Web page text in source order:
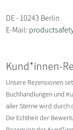
DE - 10243 Berlin
E-Mail:
Kund*innen-
Unsere Rezensionen
Buchhandlungen und
aller Sterne wird durch
Die Echtheit der